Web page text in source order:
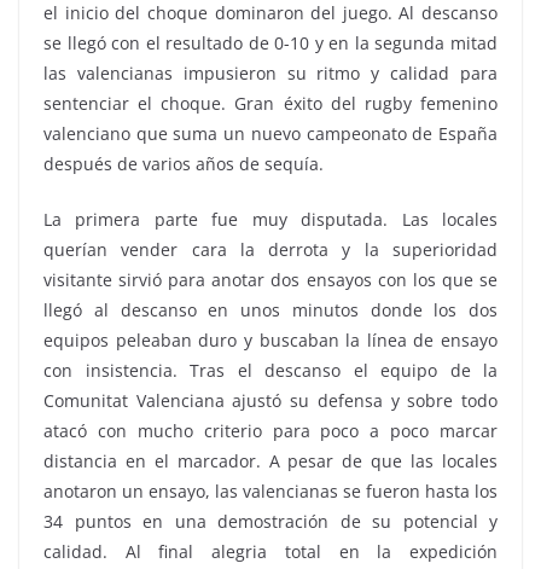
el inicio del choque dominaron del juego. Al descanso
se llegó con el resultado de 0-10 y en la segunda mitad
las valencianas impusieron su ritmo y calidad para
sentenciar el choque. Gran éxito del rugby femenino
valenciano que suma un nuevo campeonato de España
después de varios años de sequía.
La primera parte fue muy disputada. Las locales
querían vender cara la derrota y la superioridad
visitante sirvió para anotar dos ensayos con los que se
llegó al descanso en unos minutos donde los dos
equipos peleaban duro y buscaban la línea de ensayo
con insistencia. Tras el descanso el equipo de la
Comunitat Valenciana ajustó su defensa y sobre todo
atacó con mucho criterio para poco a poco marcar
distancia en el marcador. A pesar de que las locales
anotaron un ensayo, las valencianas se fueron hasta los
34 puntos en una demostración de su potencial y
calidad. Al final alegria total en la expedición